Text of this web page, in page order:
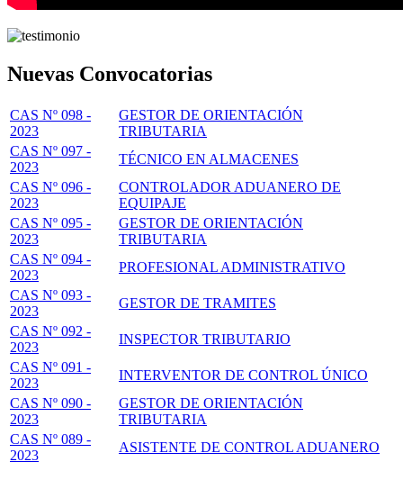
Nuevas Convocatorias
CAS Nº 098 -
2023
GESTOR DE ORIENTACIÓN
TRIBUTARIA
CAS Nº 097 -
2023
TÉCNICO EN ALMACENES
CAS Nº 096 -
2023
CONTROLADOR ADUANERO DE
EQUIPAJE
CAS Nº 095 -
2023
GESTOR DE ORIENTACIÓN
TRIBUTARIA
CAS Nº 094 -
2023
PROFESIONAL ADMINISTRATIVO
CAS Nº 093 -
2023
GESTOR DE TRAMITES
CAS Nº 092 -
2023
INSPECTOR TRIBUTARIO
CAS Nº 091 -
2023
INTERVENTOR DE CONTROL ÚNICO
CAS Nº 090 -
2023
GESTOR DE ORIENTACIÓN
TRIBUTARIA
CAS Nº 089 -
2023
ASISTENTE DE CONTROL ADUANERO